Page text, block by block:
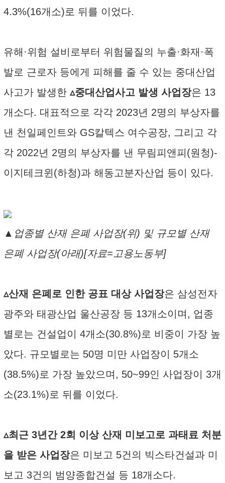
4.3%(16개소)로 뒤를 이었다.
유해·위험 설비로부터 위험물질의 누출·화재·폭
발로 근로자 등에게 피해를 줄 수 있는 중대산업
사고가 발생한 ▵중대산업사고 발생 사업장은 13
개소다. 대표적으로 각각 2023년 2명의 부상자를
낸 천일페인트와 GS칼텍스 여수공장, 그리고 각
각 2022년 2명의 부상자를 낸 무림피앤피(원청)-
이지테크윈(하청)과 해동고분자산업 등이 있다.
▲업종별 산재 은폐 사업장(위) 및 규모별 산재
은폐 사업장(아래)[자료=고용노동부]
▵산재 은폐로 인한 공표 대상 사업장은 삼성전자
광주와 태광산업 울산공장 등 13개소이며, 업종
별로는 건설업이 4개소(30.8%)로 비중이 가장 높
았다. 규모별로는 50명 미만 사업장이 5개소
(38.5%)로 가장 높았으며, 50~99인 사업장이 3개
소(23.1%)로 뒤를 이었다.
▵최근 3년간 2회 이상 산재 미보고로 과태료 처분
을 받은 사업장은 미보고 5건의 빅스타건설과 미
보고 3건의 범양종합건설 등 18개소다.